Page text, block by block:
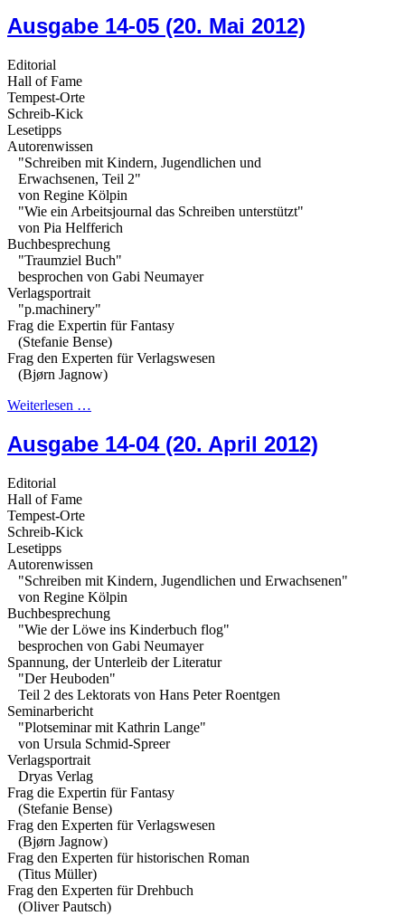
Ausgabe 14-05 (20. Mai 2012)
Editorial
Hall of Fame
Tempest-Orte
Schreib-Kick
Lesetipps
Autorenwissen
"Schreiben mit Kindern, Jugendlichen und
Erwachsenen, Teil 2"
von Regine Kölpin
"Wie ein Arbeitsjournal das Schreiben unterstützt"
von Pia Helfferich
Buchbesprechung
"Traumziel Buch"
besprochen von Gabi Neumayer
Verlagsportrait
"p.machinery"
Frag die Expertin für Fantasy
(Stefanie Bense)
Frag den Experten für Verlagswesen
(Bjørn Jagnow)
Weiterlesen …
Ausgabe 14-04 (20. April 2012)
Editorial
Hall of Fame
Tempest-Orte
Schreib-Kick
Lesetipps
Autorenwissen
"Schreiben mit Kindern, Jugendlichen und Erwachsenen"
von Regine Kölpin
Buchbesprechung
"Wie der Löwe ins Kinderbuch flog"
besprochen von Gabi Neumayer
Spannung, der Unterleib der Literatur
"Der Heuboden"
Teil 2 des Lektorats von Hans Peter Roentgen
Seminarbericht
"Plotseminar mit Kathrin Lange"
von Ursula Schmid-Spreer
Verlagsportrait
Dryas Verlag
Frag die Expertin für Fantasy
(Stefanie Bense)
Frag den Experten für Verlagswesen
(Bjørn Jagnow)
Frag den Experten für historischen Roman
(Titus Müller)
Frag den Experten für Drehbuch
(Oliver Pautsch)